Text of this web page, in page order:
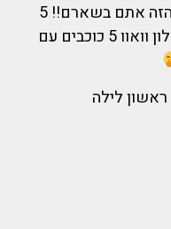
החל מ-2460 שקל לאדם! סופ"ש הזה אתם בשארם!! 5
לילות כולל טיסה ישירה+מזוודה ומלון וואוו 5 כוכבים עם